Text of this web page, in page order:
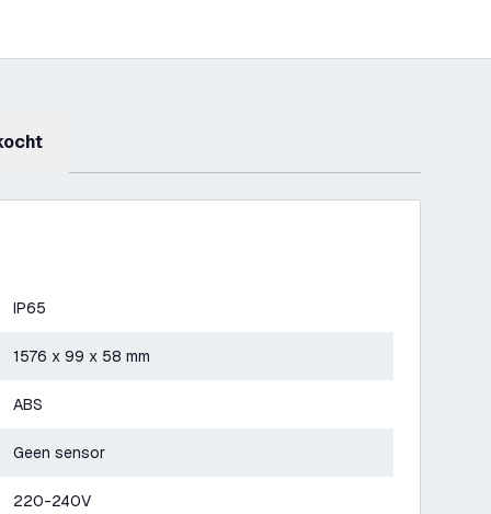
IP65
1576 x 99 x 58 mm
ABS
Geen sensor
220-240V